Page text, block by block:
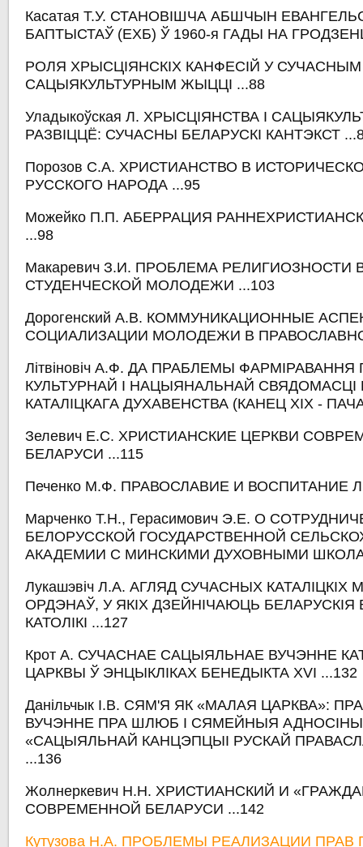
Касатая Т.У. СТАНОВІШЧА АБШЧЫН
БАПТЫСТАЎ (ЕХБ) Ў 1960-я ГАДЫ НА
РОЛЯ ХРЫСЦІЯНСКІХ КАНФЕСІЙ У СУЧАСНЫМ
САЦЫЯКУЛЬТУРНЫМ ЖЫЦЦІ ...88
Уладыкоўская Л. ХРЫСЦІЯНСТВА І
РАЗВІЦЦЁ: СУЧАСНЫ БЕЛАРУСКІ КАНТЭКСТ
Порозов С.А. ХРИСТИАНСТВО В
РУССКОГО НАРОДА ...95
Можейко П.П. АБЕРРАЦИЯ
...98
Макаревич З.И. ПРОБЛЕМА РЕЛИГИОЗНОСТИ
СТУДЕНЧЕСКОЙ МОЛОДЕЖИ ...103
Дорогенский А.В. КОММУНИКАЦИОННЫЕ
СОЦИАЛИЗАЦИИ МОЛОДЕЖИ В
Літвіновіч А.Ф. ДА ПРАБЛЕМЫ
КУЛЬТУРНАЙ І НАЦЫЯНАЛЬНАЙ СВЯДОМАСЦІ
КАТАЛІЦКАГА ДУХАВЕНСТВА (КАНЕЦ ХІХ -
Зелевич Е.С. ХРИСТИАНСКИЕ ЦЕРКВИ
БЕЛАРУСИ ...115
Печенко М.Ф. ПРАВОСЛАВИЕ И ВОСПИТАНИЕ
Марченко Т.Н., Герасимович Э.Е. О
БЕЛОРУССКОЙ ГОСУДАРСТВЕННОЙ
АКАДЕМИИ С МИНСКИМИ ДУХОВНЫМИ
Лукашэвіч Л.А. АГЛЯД СУЧАСНЫХ КАТАЛІЦКІХ
ОРДЭНАЎ, У ЯКІХ ДЗЕЙНІЧАЮЦЬ БЕЛАРУСКІЯ
КАТОЛІКІ ...127
Крот А. СУЧАСНАЕ САЦЫЯЛЬНАЕ ВУЧЭННЕ
ЦАРКВЫ Ў ЭНЦЫКЛІКАХ БЕНЕДЫКТА XVI ...132
Данільчык І.В. СЯМ'Я ЯК «МАЛАЯ ЦАРКВА»:
ВУЧЭННЕ ПРА ШЛЮБ І СЯМЕЙНЫЯ
«САЦЫЯЛЬНАЙ КАНЦЭПЦЫІ РУСКАЙ
...136
Жолнеркевич Н.Н. ХРИСТИАНСКИЙ И
СОВРЕМЕННОЙ БЕЛАРУСИ ...142
Кутузова Н.А. ПРОБЛЕМЫ РЕАЛИЗАЦИИ ПРАВ